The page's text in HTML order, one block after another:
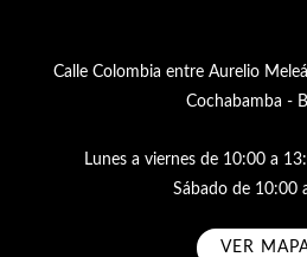
Calle Colombia entre Aurelio
Cochabamba -
Lunes a viernes de 10:00 a
Sábado de 10:00
VER